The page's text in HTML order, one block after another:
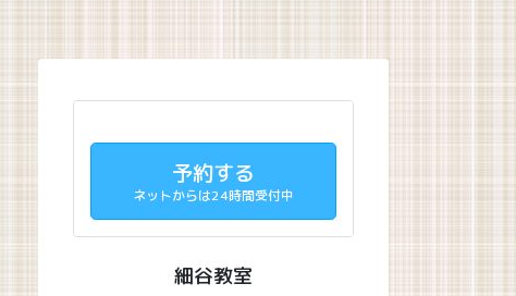
予約する
ネットからは24時間受付中
細谷教室